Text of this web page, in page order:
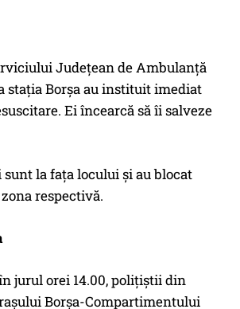
Județean de Ambulanță
stația Borșa au instituit imediat
Ei încearcă să îi salveze
la fața locului și au blocat
respectivă.
jurul orei 14.00, polițiștii din
Borșa-Compartimentului